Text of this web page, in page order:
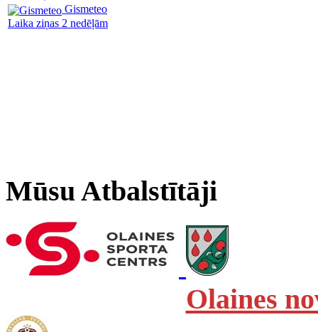
Gismeteo
Laika ziņas 2 nedēļām
Mūsu Atbalstītāji
Olaines